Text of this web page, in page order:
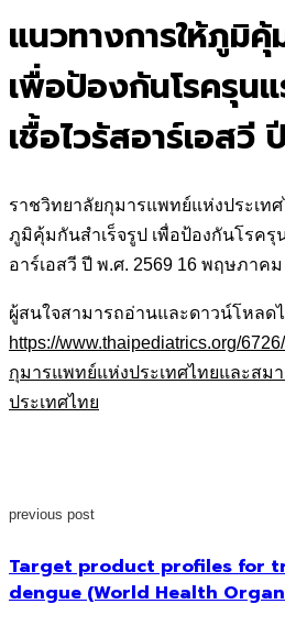
แนวทางการให้ภูมิคุ้
เพื่อป้องกันโรครุน
เชื้อไวรัสอาร์เอส
ราชวิทยาลัยกุมารแพทย์แห่งประเท
ภูมิคุ้มกันสำเร็จรูป เพื่อป้องกันโรครุ
อาร์เอสวี ปี พ.ศ. 2569 16 พฤษภาคม
ผู้สนใจสามารถอ่านและดาวน์โหลด
https://www.thaipediatrics.org/6726/
กุมารแพทย์แห่งประเทศไทยและสม
ประเทศไทย
previous post
Target product profiles for
dengue (World Health